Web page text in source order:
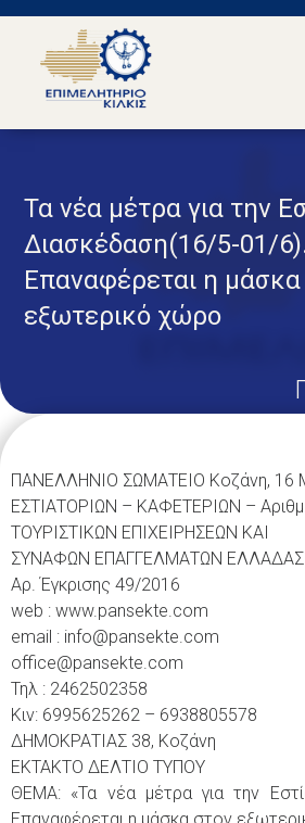
Τα νέα μέτρα για την
Διασκέδαση(16/5-01/
Επαναφέρεται η μάσκα
εξωτερικό χώρο
ΠΑΝΕΛΛΗΝΙΟ ΣΩΜΑΤΕΙΟ Κοζάνη, 16
ΕΣΤΙΑΤΟΡΙΩΝ – ΚΑΦΕΤΕΡΙΩΝ –
ΤΟΥΡΙΣΤΙΚΩΝ ΕΠΙΧΕΙΡΗΣΕΩΝ ΚΑΙ
ΣΥΝΑΦΩΝ ΕΠΑΓΓΕΛΜΑΤΩΝ ΕΛΛΑΔΑΣ
Αρ. Έγκρισης 49/2016
web : www.pansekte.com
email : info@pansekte.com
office@pansekte.com
Τηλ : 2462502358
Κιν: 6995625262 – 6938805578
ΔΗΜΟΚΡΑΤΙΑΣ 38, Κοζάνη
ΕΚΤΑΚΤΟ ΔΕΛΤΙΟ ΤΥΠΟΥ
ΘΕΜΑ: «Τα νέα μέτρα για την
Επαναφέρεται η μάσκα στον